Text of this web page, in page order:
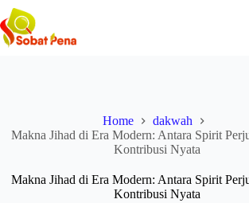
Skip
to
content
Home
dakwah
Makna Jihad di Era Modern: Antara Spirit
Kontribusi Nyata
Makna Jihad di Era Modern: Antara Spirit
Kontribusi Nyata